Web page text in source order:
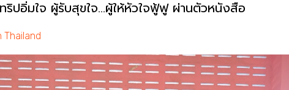
ริปอิ่มใจ ผู้รับสุขใจ...ผู้ให้หัวใจฟู้ฟู ผ่านตัวหนังสือ
Thailand